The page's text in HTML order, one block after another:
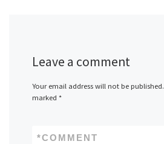
Leave a comment
Your email address will not be published.
marked *
COMMENT
*